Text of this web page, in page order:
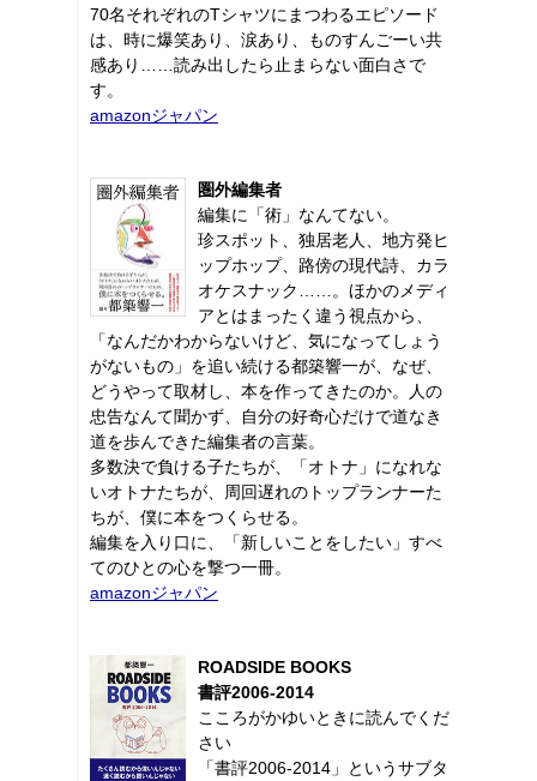
70名それぞれのTシャツにまつわるエピソード
は、時に爆笑あり、涙あり、ものすんごーい共
感あり……読み出したら止まらない面白さで
す。
amazonジャパン
圏外編集者
編集に「術」なんてない。
珍スポット、独居老人、地方発ヒ
ップホップ、路傍の現代詩、カラ
オケスナック……。ほかのメディ
アとはまったく違う視点から、
「なんだかわからないけど、気になってしょう
がないもの」を追い続ける都築響一が、なぜ、
どうやって取材し、本を作ってきたのか。人の
忠告なんて聞かず、自分の好奇心だけで道なき
道を歩んできた編集者の言葉。
多数決で負ける子たちが、「オトナ」になれな
いオトナたちが、周回遅れのトップランナーた
ちが、僕に本をつくらせる。
編集を入り口に、「新しいことをしたい」すべ
てのひとの心を撃つ一冊。
amazonジャパン
ROADSIDE BOOKS
書評2006-2014
こころがかゆいときに読んでくだ
さい
「書評2006-2014」というサブタ